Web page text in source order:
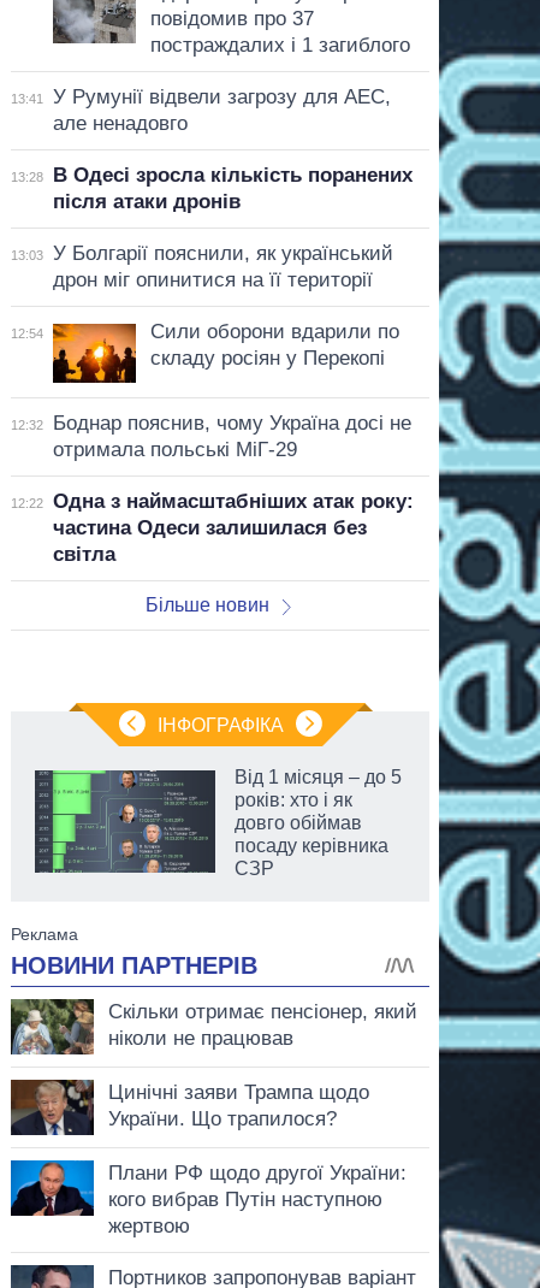
повідомив про 37
постраждалих і 1 загиблого
13:41
У Румунії відвели загрозу для АЕС,
але ненадовго
13:28
В Одесі зросла кількість поранених
після атаки дронів
13:03
У Болгарії пояснили, як український
дрон міг опинитися на її території
12:54
Сили оборони вдарили по
складу росіян у Перекопі
12:32
Боднар пояснив, чому Україна досі не
отримала польські МіГ-29
12:22
Одна з наймасштабніших атак року:
частина Одеси залишилася без
світла
Більше новин
ІНФОГРАФІКА
Від 1 місяця – до 5
років: хто і як
довго обіймав
посаду керівника
СЗР